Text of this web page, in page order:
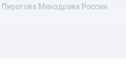
Минздрава России.